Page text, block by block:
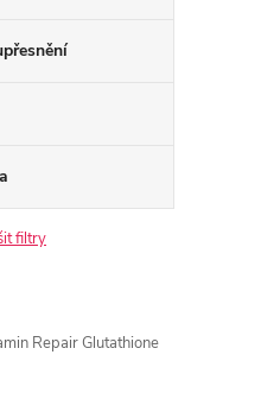
filtry
Repair Glutathione